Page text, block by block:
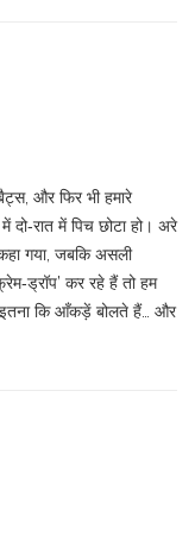
और फिर भी हमारे
दो‑रात में पिच छोटा हो। अरे
गया, जबकि असली
कर रहे हैं तो हम
कि आँकड़ें बोलते हैं… और